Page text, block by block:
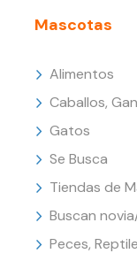
Mascotas
Alimentos
Caballos,
Gatos
Se Busca
Tiendas de
Buscan
Peces,